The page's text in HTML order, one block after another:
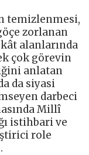
temizlenmesi,
zorlanan
alanlarında
çok görevin
anlatan
da siyasi
darbeci
Millî
istihbari ve
role